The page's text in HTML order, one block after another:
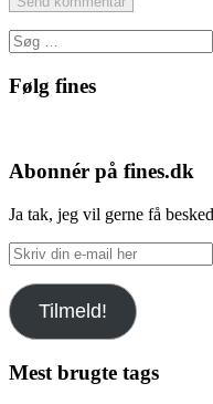
Søg
efter:
Følg fines
Abonnér på fines.dk
Ja tak, jeg vil gerne få
Skriv
din
e-
mail
her
Tilmeld!
Mest brugte tags